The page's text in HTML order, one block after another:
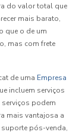
do valor total que
mais barato,
que o de um
mas com frete
de uma Empresa
incluem serviços
podem
mais vantajosa a
pós-venda,